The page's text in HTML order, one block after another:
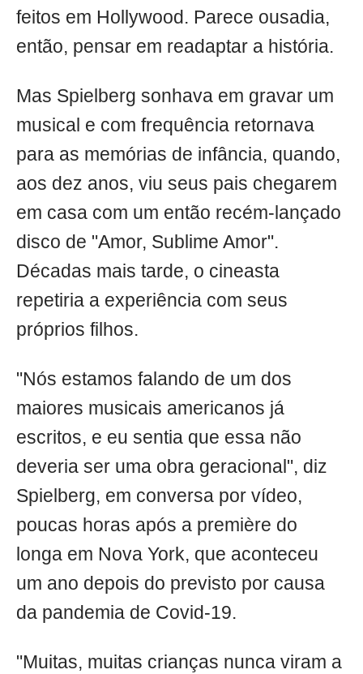
feitos em Hollywood. Parece ousadia,
então, pensar em readaptar a história.
Mas Spielberg sonhava em gravar um
musical e com frequência retornava
para as memórias de infância, quando,
aos dez anos, viu seus pais chegarem
em casa com um então recém-lançado
disco de "Amor, Sublime Amor".
Décadas mais tarde, o cineasta
repetiria a experiência com seus
próprios filhos.
"Nós estamos falando de um dos
maiores musicais americanos já
escritos, e eu sentia que essa não
deveria ser uma obra geracional", diz
Spielberg, em conversa por vídeo,
poucas horas após a première do
longa em Nova York, que aconteceu
um ano depois do previsto por causa
da pandemia de Covid-19.
"Muitas, muitas crianças nunca viram a